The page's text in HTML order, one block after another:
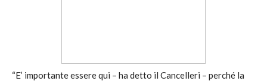
“E’ importante essere qui – ha detto il Cancelleri – perché la